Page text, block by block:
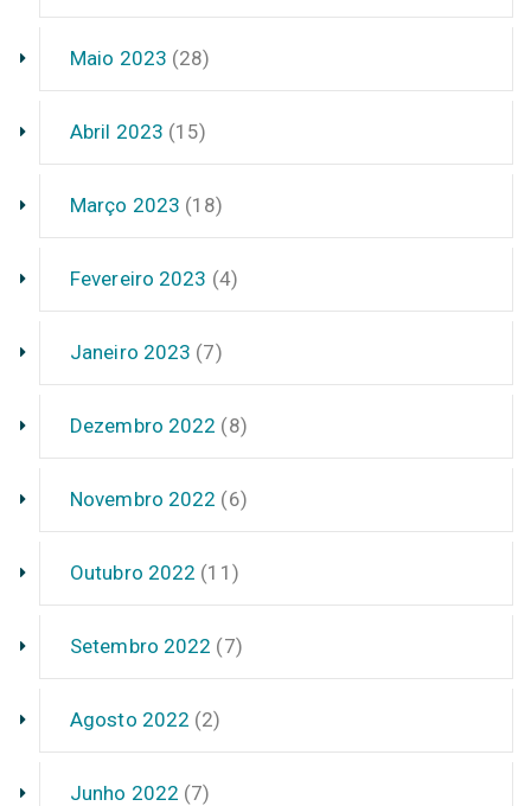
Maio 2023 (28)
Abril 2023 (15)
Março 2023 (18)
Fevereiro 2023 (4)
Janeiro 2023 (7)
Dezembro 2022 (8)
Novembro 2022 (6)
Outubro 2022 (11)
Setembro 2022 (7)
Agosto 2022 (2)
Junho 2022 (7)